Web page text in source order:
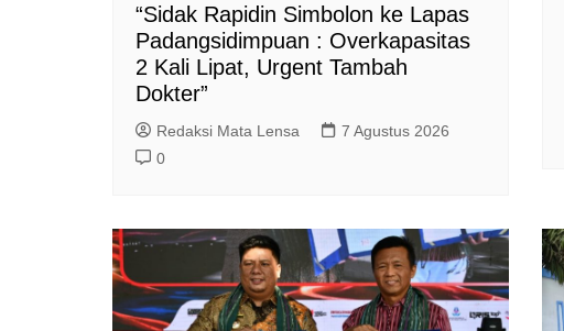
“Sidak Rapidin Simbolon ke Lapas
Padangsidimpuan : Overkapasitas
2 Kali Lipat, Urgent Tambah
Dokter”
Redaksi Mata Lensa
7 Agustus 2026
0